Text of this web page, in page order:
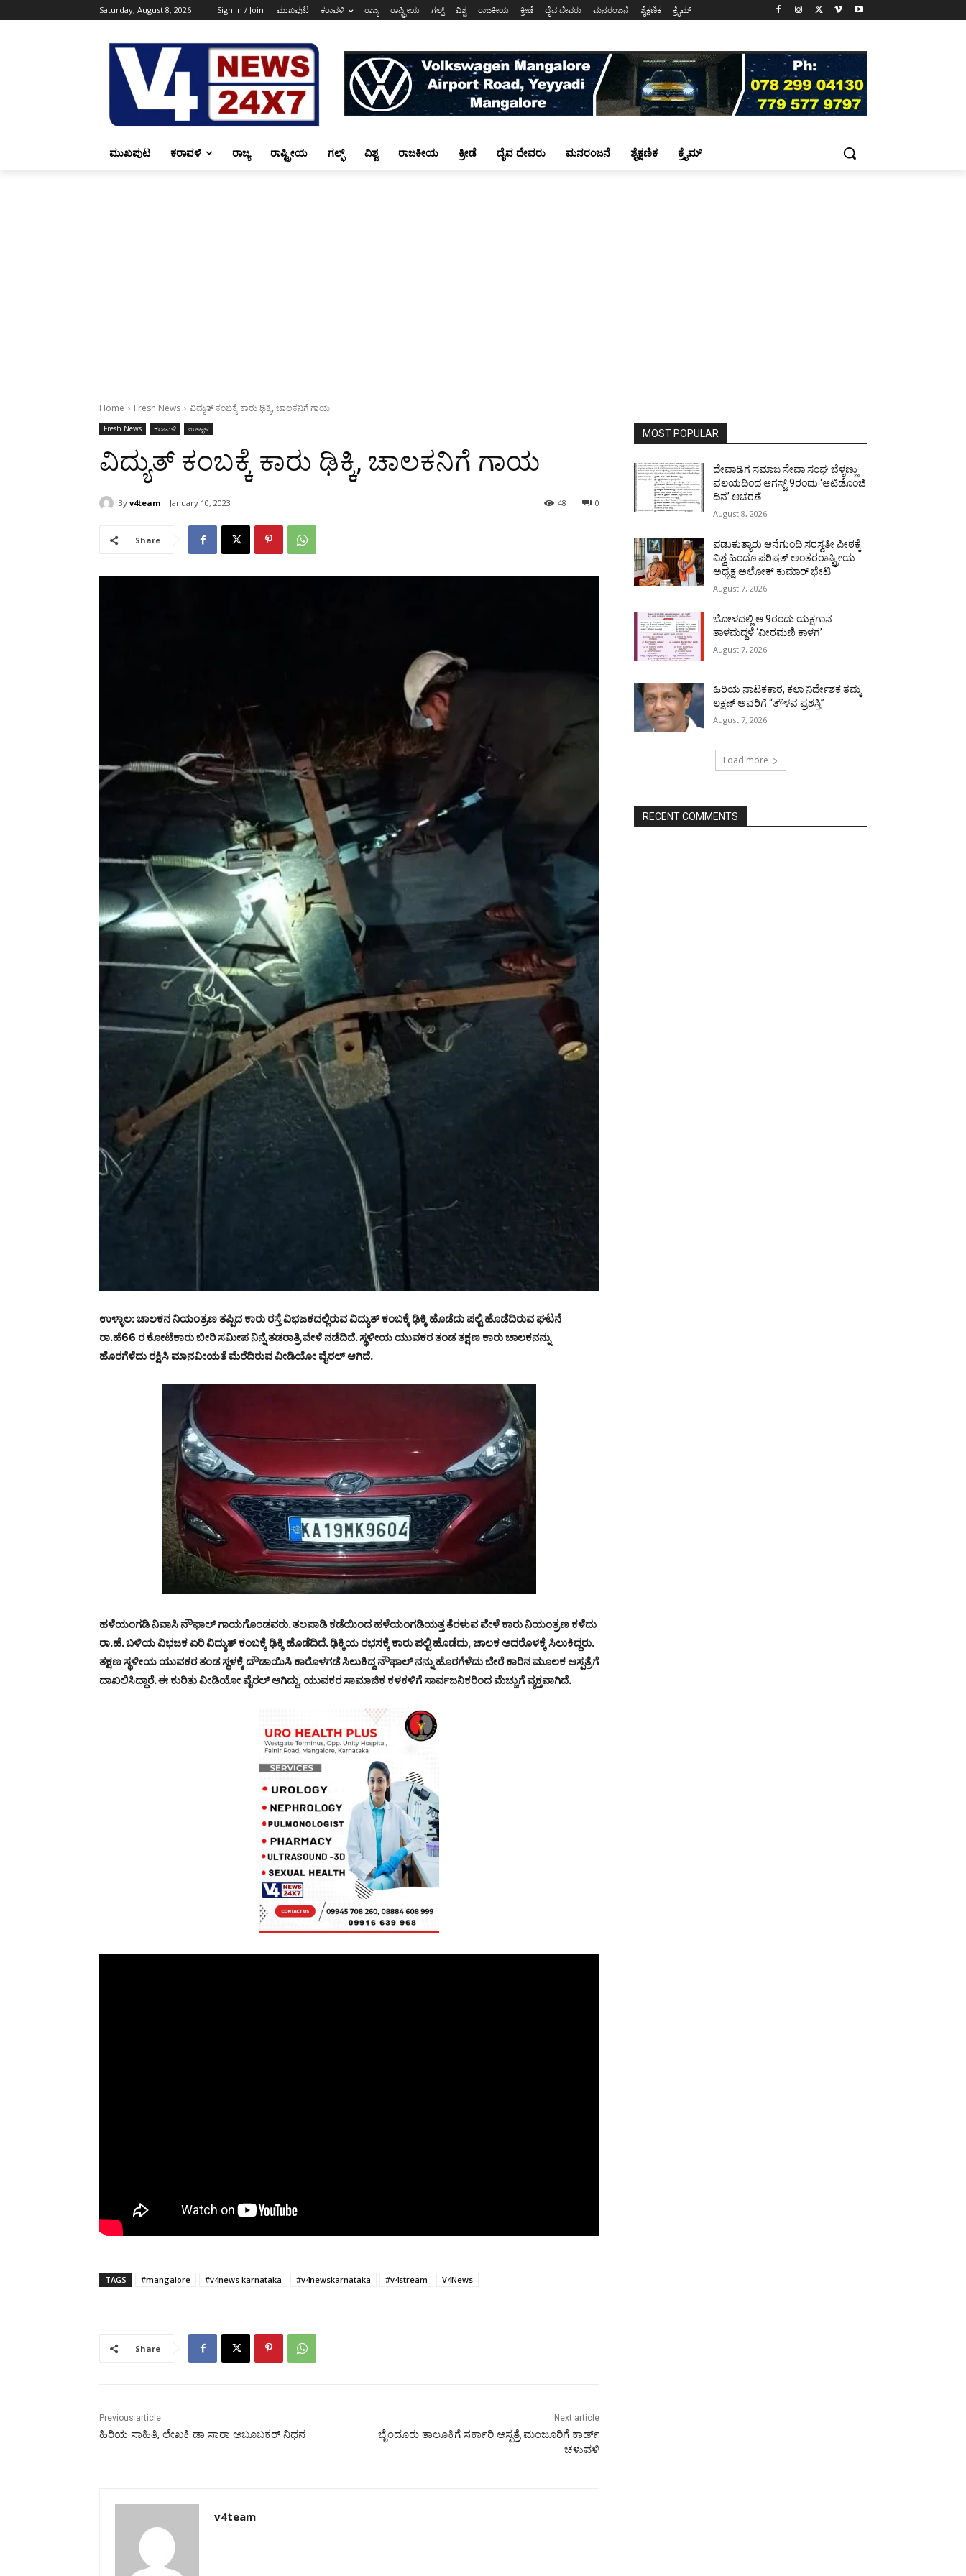
Saturday, August 8, 2026 Sign in / Join ಮುಖಪುಟ ಕರಾವಳಿ ರಾಜ್ಯ ರಾಷ್ಟ್ರೀಯ ಗಲ್ಫ್ ವಿಶ್ವ ರಾಜಕೀಯ ಕ್ರೀಡೆ ದೈವ ದೇವರು ಮನರಂಜನೆ ಶೈಕ್ಷಣಿಕ ಕ್ರೈಮ್
ಮುಖಪುಟ ಕರಾವಳಿ ರಾಜ್ಯ ರಾಷ್ಟ್ರೀಯ ಗಲ್ಫ್ ವಿಶ್ವ ರಾಜಕೀಯ ಕ್ರೀಡೆ ದೈವ ದೇವರು ಮನರಂಜನೆ ಶೈಕ್ಷಣಿಕ ಕ್ರೈಮ್
Home Fresh News ವಿದ್ಯುತ್ ಕಂಬಕ್ಕೆ ಕಾರು ಢಿಕ್ಕಿ, ಚಾಲಕನಿಗೆ ಗಾಯ
Fresh News ಕರಾವಳಿ ಉಳ್ಳಾಳ
ವಿದ್ಯುತ್ ಕಂಬಕ್ಕೆ ಕಾರು ಢಿಕ್ಕಿ, ಚಾಲಕನಿಗೆ ಗಾಯ
By v4team January 10, 2023 0
48
Share
ಉಳ್ಳಾಲ: ಚಾಲಕನ ನಿಯಂತ್ರಣ ತಪ್ಪಿದ ಕಾರು ರಸ್ತೆ ವಿಭಜಕದಲ್ಲಿರುವ ವಿದ್ಯುತ್ ಕಂಬಕ್ಕೆ ಢಿಕ್ಕಿ ಹೊಡೆದು ಪಲ್ಟಿ ಹೊಡೆದಿರುವ ಘಟನೆ
ರಾ.ಹೆ66 ರ ಕೋಟೆಕಾರು ಬೀರಿ ಸಮೀಪ ನಿನ್ನೆ ತಡರಾತ್ರಿ ವೇಳೆ ನಡೆದಿದೆ. ಸ್ಥಳೀಯ ಯುವಕರ ತಂಡ ತಕ್ಷಣ ಕಾರು ಚಾಲಕನನ್ನು
ಹೊರಗೆಳೆದು ರಕ್ಷಿಸಿ ಮಾನವೀಯತೆ ಮೆರೆದಿರುವ ವೀಡಿಯೋ ವೈರಲ್ ಆಗಿದೆ.
ಹಳೆಯಂಗಡಿ ನಿವಾಸಿ ನೌಫಾಲ್ ಗಾಯಗೊಂಡವರು. ತಲಪಾಡಿ ಕಡೆಯಿಂದ ಹಳೆಯಂಗಡಿಯತ್ತ ತೆರಳುವ ವೇಳೆ ಕಾರು ನಿಯಂತ್ರಣ ಕಳೆದು
ರಾ.ಹೆ. ಬಳಿಯ ವಿಭಜಕ ಏರಿ ವಿದ್ಯುತ್ ಕಂಬಕ್ಕೆ ಢಿಕ್ಕಿ ಹೊಡೆದಿದೆ. ಢಿಕ್ಕಿಯ ರಭಸಕ್ಕೆ ಕಾರು ಪಲ್ಟಿ ಹೊಡೆದು, ಚಾಲಕ ಅದರೊಳಕ್ಕೆ ಸಿಲುಕಿದ್ದರು.
ತಕ್ಷಣ ಸ್ಥಳೀಯ ಯುವಕರ ತಂಡ ಸ್ಥಳಕ್ಕೆ ದೌಡಾಯಿಸಿ ಕಾರೊಳಗಡೆ ಸಿಲುಕಿದ್ದ ನೌಫಾಲ್ ನನ್ನು ಹೊರಗೆಳೆದು ಬೇರೆ ಕಾರಿನ ಮೂಲಕ ಆಸ್ಪತ್ರೆಗೆ
ದಾಖಲಿಸಿದ್ದಾರೆ. ಈ ಕುರಿತು ವೀಡಿಯೋ ವೈರಲ್ ಆಗಿದ್ದು, ಯುವಕರ ಸಾಮಾಜಿಕ ಕಳಕಳಿಗೆ ಸಾರ್ವಜನಿಕರಿಂದ ಮೆಚ್ಚುಗೆ ವ್ಯಕ್ತವಾಗಿದೆ.
TAGS #mangalore #v4news karnataka #v4newskarnataka #v4stream V4News
Share
Previous article
ಹಿರಿಯ ಸಾಹಿತಿ, ಲೇಖಕಿ ಡಾ ಸಾರಾ ಅಬೂಬಕರ್ ನಿಧನ
Next article
ಬೈಂದೂರು ತಾಲೂಕಿಗೆ ಸರ್ಕಾರಿ ಆಸ್ಪತ್ರೆ ಮಂಜೂರಿಗೆ ಕಾರ್ಡ್
ಚಳುವಳಿ
v4team
MOST POPULAR
ದೇವಾಡಿಗ ಸಮಾಜ ಸೇವಾ ಸಂಘ ಬೆಳ್ಳಣ್ಣು
ವಲಯದಿಂದ ಆಗಸ್ಟ್ 9ರಂದು ‘ಆಟಿಡೊಂಜಿ
ದಿನ’ ಆಚರಣೆ
August 8, 2026
ಪಡುಕುತ್ಯಾರು ಆನೆಗುಂದಿ ಸರಸ್ವತೀ ಪೀಠಕ್ಕೆ
ವಿಶ್ವ ಹಿಂದೂ ಪರಿಷತ್ ಅಂತರರಾಷ್ಟ್ರೀಯ
ಅಧ್ಯಕ್ಷ ಅಲೋಕ್ ಕುಮಾರ್ ಭೇಟಿ
August 7, 2026
ಬೋಳದಲ್ಲಿ ಆ.9ರಂದು ಯಕ್ಷಗಾನ
ತಾಳಮದ್ದಳೆ ‘ವೀರಮಣಿ ಕಾಳಗ’
August 7, 2026
ಹಿರಿಯ ನಾಟಕಕಾರ, ಕಲಾ ನಿರ್ದೇಶಕ ತಮ್ಮ
ಲಕ್ಷಣ್ ಅವರಿಗೆ “ತೌಳವ ಪ್ರಶಸ್ತಿ”
August 7, 2026
Load more
RECENT COMMENTS